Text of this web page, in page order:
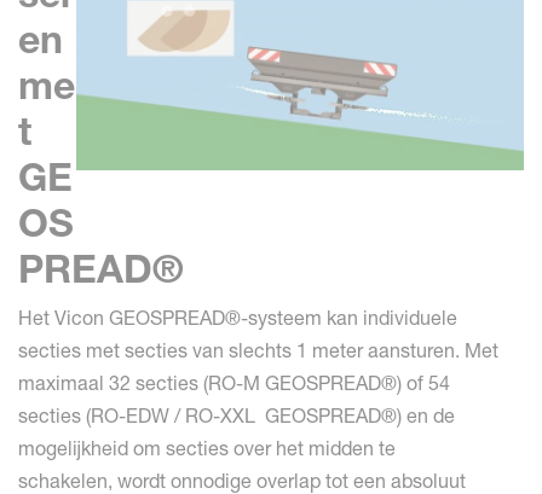
en
me
t
GE
OS
PREAD®
Het Vicon GEOSPREAD®-systeem kan individuele
secties met secties van slechts 1 meter aansturen. Met
maximaal 32 secties (RO-M GEOSPREAD®) of 54
secties (RO-EDW / RO-XXL GEOSPREAD®) en de
mogelijkheid om secties over het midden te
schakelen, wordt onnodige overlap tot een absoluut